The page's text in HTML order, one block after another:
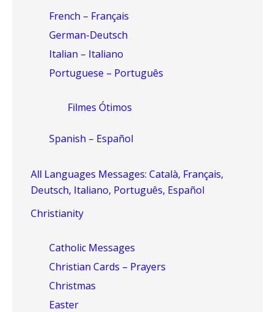
French – Français
German-Deutsch
Italian – Italiano
Portuguese – Português
Filmes Ótimos
Spanish – Español
All Languages Messages: Català, Français,
Deutsch, Italiano, Português, Español
Christianity
Catholic Messages
Christian Cards – Prayers
Christmas
Easter